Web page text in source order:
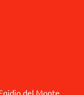
del Monte